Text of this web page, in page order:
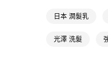
日本 潤髮乳
光澤 洗髮